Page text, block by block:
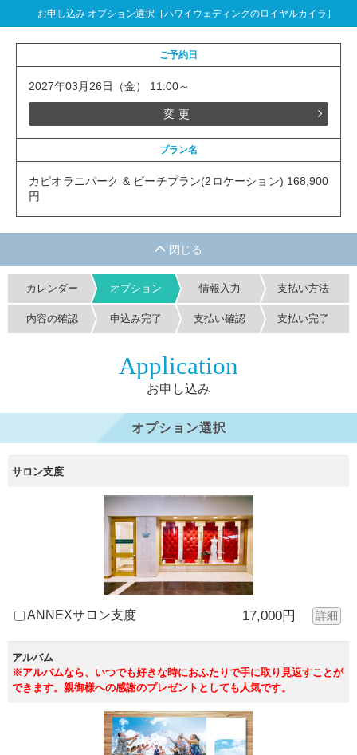
お申し込み オプション選択［ハワイウェディングのロイヤルカイラ］
ご予約日
2027年03月26日（金） 11:00～
変更
プラン名
カピオラニパーク & ビーチプラン(2ロケーション) 168,900
円
カレンダー オプション 情報入力 支払い方法
内容の確認 申込み完了 支払い確認 支払い完了
Application
お申し込み
オプション選択
サロン支度
ANNEXサロン支度 17,000円 詳細
アルバム
※アルバムなら、いつでも好きな時におふたりで手に取り見返すことが
できます。親御様への感謝のプレゼントとしても人気です。